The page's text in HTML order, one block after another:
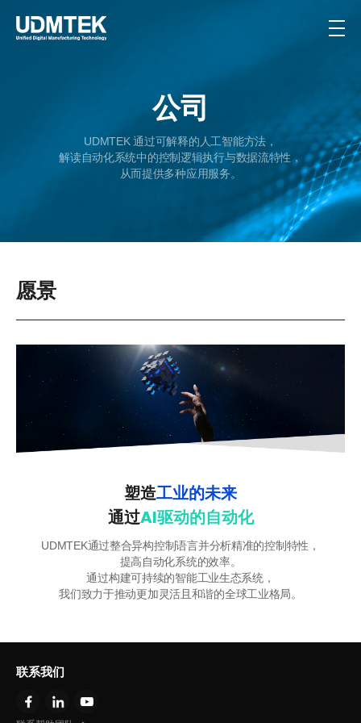
公司
UDMTEK 通过可解释的人工智能方法，
解读自动化系统中的控制逻辑执行与数据流特性，
从而提供多种应用服务。
愿景
塑造工业的未来
通过AI驱动的自动化
UDMTEK通过整合异构控制语言并分析精准的控制特性，
提高自动化系统的效率。
通过构建可持续的智能工业生态系统，
我们致力于推动更加灵活且和谐的全球工业格局。
联系我们